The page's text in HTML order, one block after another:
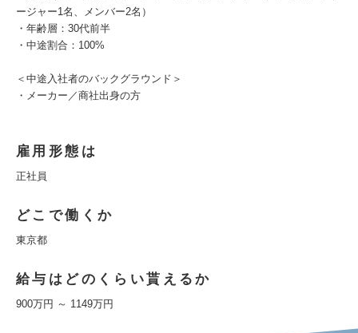
ージャー1名、メンバー2名）
・年齢層：30代前半
・中途割合：100%
＜中途入社者のバックグラウンド＞
・メーカー／商社出身の方
雇用形態は
正社員
どこで働くか
東京都
給与はどのくらい貰えるか
900万円 ～ 1149万円